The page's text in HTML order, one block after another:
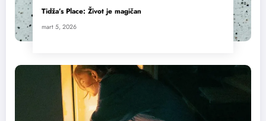
Tidža’s Place: Život je magičan
mart 5, 2026